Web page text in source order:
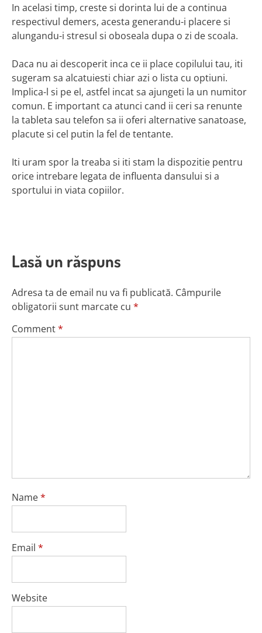
In acelasi timp, creste si dorinta lui de a continua
respectivul demers, acesta generandu-i placere si
alungandu-i stresul si oboseala dupa o zi de scoala.
Daca nu ai descoperit inca ce ii place copilului tau, iti
sugeram sa alcatuiesti chiar azi o lista cu optiuni.
Implica-l si pe el, astfel incat sa ajungeti la un numitor
comun. E important ca atunci cand ii ceri sa renunte
la tableta sau telefon sa ii oferi alternative sanatoase,
placute si cel putin la fel de tentante.
Iti uram spor la treaba si iti stam la dispozitie pentru
orice intrebare legata de influenta dansului si a
sportului in viata copiilor.
Lasă un răspuns
Adresa ta de email nu va fi publicată. Câmpurile
obligatorii sunt marcate cu *
Comment*
Name*
Email *
Website